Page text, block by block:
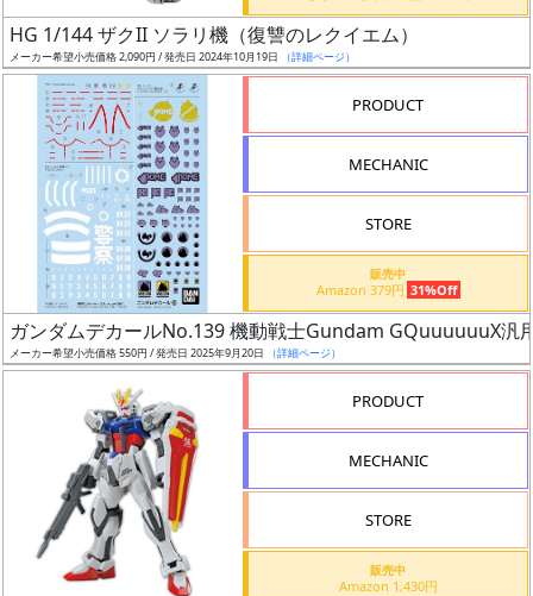
日
発
売
Web
プッ
シュ
通知
対象
ギ
ャ
ラ
HG 1/144 ザクII ソラリ機（復讐のレクイエム）
メーカー希望小売価格 2,090円 / 発売日 2024年10月19日 （詳細ページ）
PRODUCT
MECHANIC
STORE
販売中
Amazon 379円 31%Off
ガンダムデカールNo.139 機動戦士Gundam GQuuuuuuX汎
メーカー希望小売価格 550円 / 発売日 2025年9月20日 （詳細ページ）
PRODUCT
MECHANIC
STORE
販売中
Amazon 1,430円